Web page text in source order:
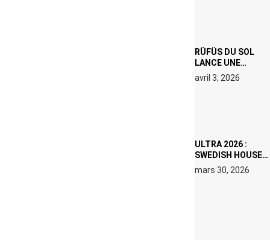
RÜFÜS DU SOL
LANCE UNE
RÉSIDENCE DJ
SET DE QUATRE
avril 3, 2026
ULTRA 2026 :
SWEDISH HOUSE
MAFIA RETROUVE
ERIC PRYDZ DANS
mars 30, 2026